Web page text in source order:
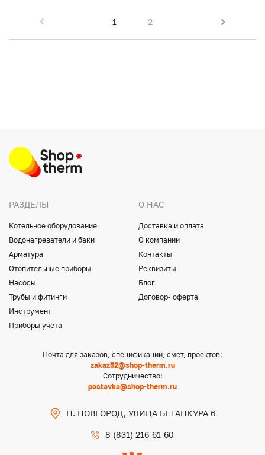
1 2
РАЗДЕЛЫ
Котельное оборудование
Водонагреватели и баки
Арматура
Отопительные приборы
Насосы
Трубы и фитинги
Инструмент
Приборы учета
О НАС
Доставка и оплата
О компании
Контакты
Реквизиты
Блог
Договор- оферта
Почта для заказов, спецификации, смет, проектов:
zakaz52@shop-therm.ru
Сотрудничество:
postavka@shop-therm.ru
Н. НОВГОРОД, УЛИЦА БЕТАНКУРА 6
8 (831) 216-61-60